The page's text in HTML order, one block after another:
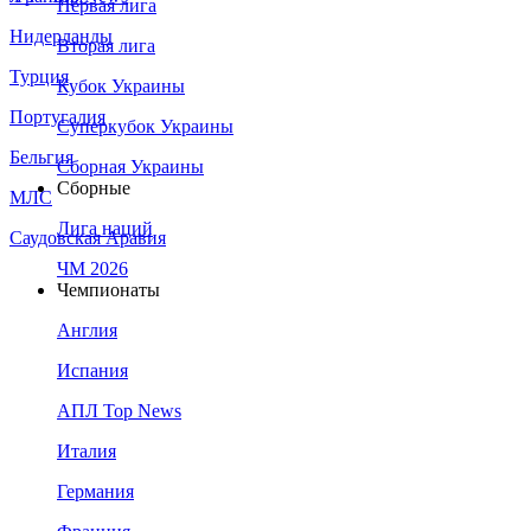
Нидерланды
Турция
Португалия
Бельгия
МЛС
Саудовская Аравия
Первая лига
Вторая лига
Кубок Украины
Суперкубок Украины
Сборная Украины
Сборные
Лига наций
ЧМ 2026
Чемпионаты
Англия
Испания
АПЛ Top News
Италия
Германия